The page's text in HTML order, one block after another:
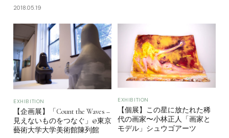
2018.05.19
EXHIBITION
【企画展】「Count the Waves –
見えないものをつなぐ」@東京
藝術大学大学美術館陳列館
EXHIBITION
【個展】この星に放たれた稀
代の画家〜小林正人「画家と
モデル」シュウゴアーツ